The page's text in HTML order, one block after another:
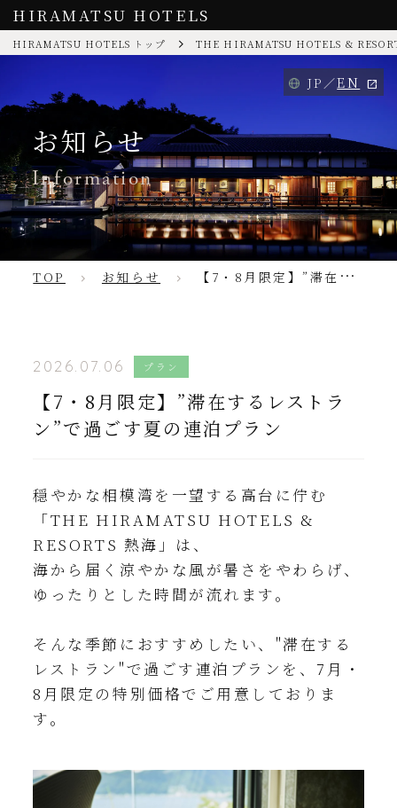
HIRAMATSU HOTELS
HIRAMATSU HOTELS トップ THE HIRAMATSU HOTELS &
JP EN
お知らせ
Information
TOP お知らせ 【7・8月限定】”滞在するレストラン”で過ごす夏の連泊プラン
2026.07.06 プラン
【7・8月限定】”滞在するレストラ
ン”で過ごす夏の連泊プラン
穏やかな相模湾を一望する高台に佇む
「THE HIRAMATSU HOTELS &
RESORTS 熱海」は、
海から届く涼やかな風が暑さをやわらげ、
ゆったりとした時間が流れます。
そんな季節におすすめしたい、"滞在する
レストラン"で過ごす連泊プランを、7月・
8月限定の特別価格でご用意しておりま
す。